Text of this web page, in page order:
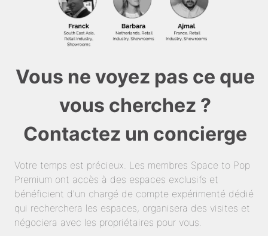
Vous ne voyez pas ce que
vous cherchez ?
Contactez un concierge
Votre temps est précieux. Les membres Space to Pop
Premium ont accès à des espaces exclusifs et
bénéficient d'un chargé de compte expérimenté dédié
qui recherchera les espaces, organisera des visites et
négociera avec les propriétaires pour vous.